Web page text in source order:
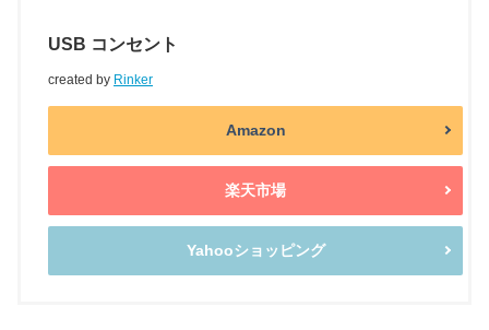
USB コンセント
created by Rinker
Amazon
楽天市場
Yahooショッピング